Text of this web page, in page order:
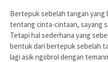
Bertepuk sebelah tangan yang
tentang cinta-cintaan, sayang
Tetapi hal sederhana yang
bentuk dari bertepuk sebelah
lagi asik ngobrol dengan